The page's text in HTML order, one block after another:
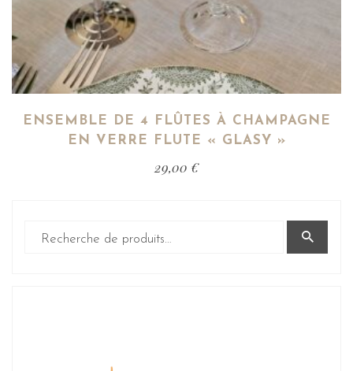
ENSEMBLE DE 4 FLÛTES À CHAMPAGNE
EN VERRE FLUTE « GLASY »
29,00 €